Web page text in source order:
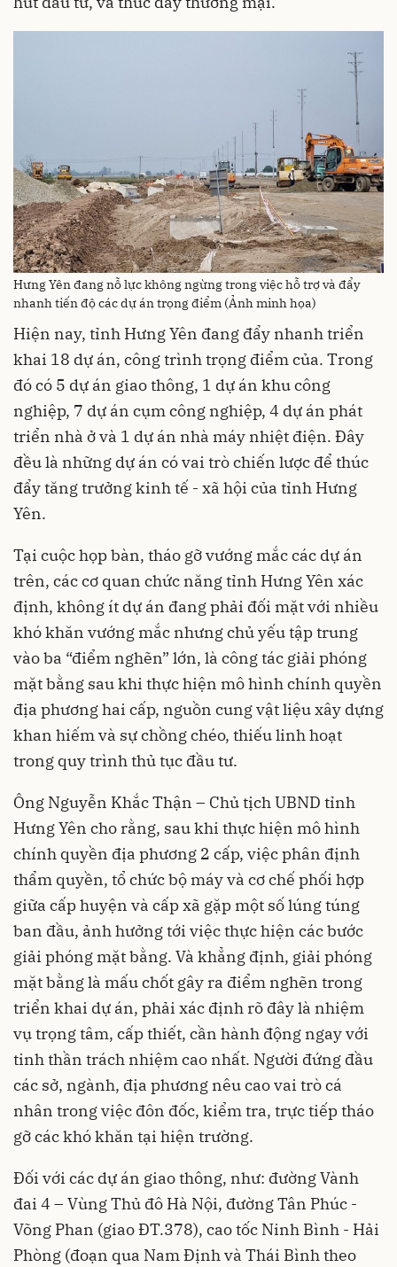
Hưng Yên đang nỗ lực không ngừng trong việc hỗ trợ và đẩy
nhanh tiến độ các dự án trọng điểm (Ảnh minh họa)
Hiện nay, tỉnh Hưng Yên đang đẩy nhanh triển
khai 18 dự án, công trình trọng điểm của. Trong
đó có 5 dự án giao thông, 1 dự án khu công
nghiệp, 7 dự án cụm công nghiệp, 4 dự án phát
triển nhà ở và 1 dự án nhà máy nhiệt điện. Đây
đều là những dự án có vai trò chiến lược để thúc
đẩy tăng trưởng kinh tế - xã hội của tỉnh Hưng
Yên.
Tại cuộc họp bàn, tháo gỡ vướng mắc các dự án
trên, các cơ quan chức năng tỉnh Hưng Yên xác
định, không ít dự án đang phải đối mặt với nhiều
khó khăn vướng mắc nhưng chủ yếu tập trung
vào ba “điểm nghẽn” lớn, là công tác giải phóng
mặt bằng sau khi thực hiện mô hình chính quyền
địa phương hai cấp, nguồn cung vật liệu xây dựng
khan hiếm và sự chồng chéo, thiếu linh hoạt
trong quy trình thủ tục đầu tư.
Ông Nguyễn Khắc Thận – Chủ tịch UBND tỉnh
Hưng Yên cho rằng, sau khi thực hiện mô hình
chính quyền địa phương 2 cấp, việc phân định
thẩm quyền, tổ chức bộ máy và cơ chế phối hợp
giữa cấp huyện và cấp xã gặp một số lúng túng
ban đầu, ảnh hưởng tới việc thực hiện các bước
giải phóng mặt bằng. Và khẳng định, giải phóng
mặt bằng là mấu chốt gây ra điểm nghẽn trong
triển khai dự án, phải xác định rõ đây là nhiệm
vụ trọng tâm, cấp thiết, cần hành động ngay với
tinh thần trách nhiệm cao nhất. Người đứng đầu
các sở, ngành, địa phương nêu cao vai trò cá
nhân trong việc đôn đốc, kiểm tra, trực tiếp tháo
gỡ các khó khăn tại hiện trường.
Đối với các dự án giao thông, như: đường Vành
đai 4 – Vùng Thủ đô Hà Nội, đường Tân Phúc -
Võng Phan (giao ĐT.378), cao tốc Ninh Bình - Hải
Phòng (đoạn qua Nam Định và Thái Bình theo